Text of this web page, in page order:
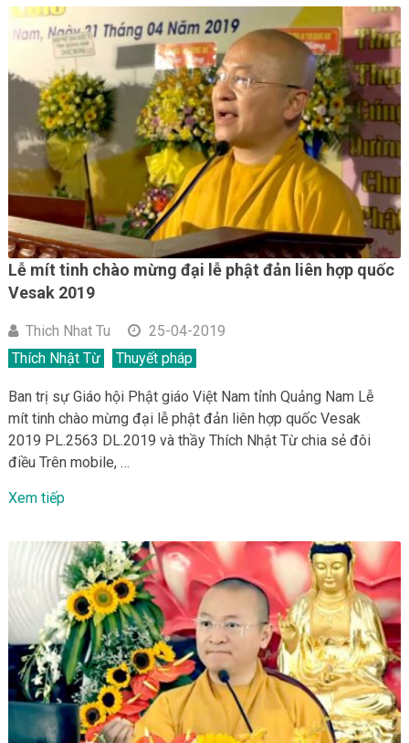
Lễ mít tinh chào mừng đại lễ phật đản liên hợp quốc
Vesak 2019
Thich Nhat Tu
25-04-2019
Thích Nhật Từ
Thuyết pháp
Ban trị sự Giáo hội Phật giáo Việt Nam tỉnh Quảng Nam Lễ
mít tinh chào mừng đại lễ phật đản liên hợp quốc Vesak
2019 PL.2563 DL.2019 và thầy Thích Nhật Từ chia sẻ đôi
điều Trên mobile, …
Xem tiếp